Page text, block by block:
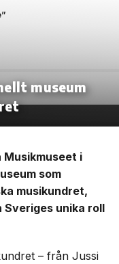
museum
Musikmuseet i
som
musikundret,
Sveriges unika roll
– från Jussi